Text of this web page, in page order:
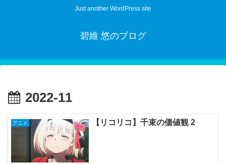
Just another WordPress site
碧維 悠のブログ
2022-11
アニメ 【リコリコ】千束の価値観 2